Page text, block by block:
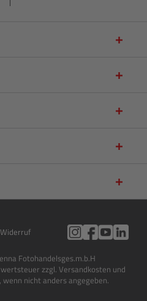
Widerruf
Fotohandelsges.m.b.H
zzgl. Versandkosten und
nicht anders angegeben.